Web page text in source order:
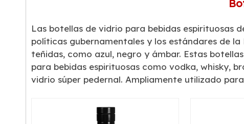
Las botellas de vidrio para bebidas espirituosas
políticas gubernamentales y los estándares de
teñidas, como azul, negro y ámbar. Estas
para bebidas espirituosas como vodka, whisky,
vidrio súper pedernal. Ampliamente utilizado